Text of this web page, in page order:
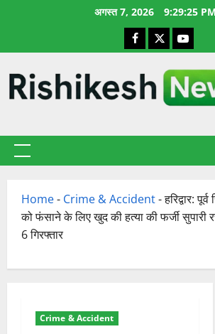
अगस्त 7, 2026 9:29:26 PM
Facebook
X
प्राथमिक
Home- Crime & Accident-हरिद्वार:
को फंसाने के लिए खुद की हत्या की फर्जी सुपारी
6 गिरफ्तार
Crime & Accident